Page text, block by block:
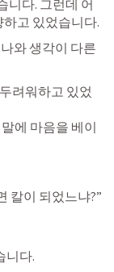
니다. 그런데 어
하고 있었습니다.
와 생각이 다른
려워하고 있었
에 마음을 베이
칼이 되었느냐?”
니다.